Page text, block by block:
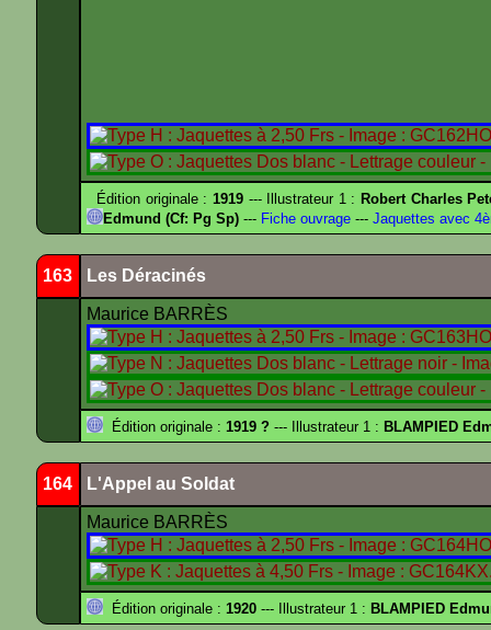
Édition originale : 1919 --- Illustrateur 1 : Robert Charles
Edmund (Cf: Pg Sp) --- Fiche ouvrage --- Jaquettes avec
163 Les Déracinés
Maurice BARRÈS
Édition originale : 1919 ? --- Illustrateur 1 : BLAMPIED
164 L'Appel au Soldat
Maurice BARRÈS
Édition originale : 1920 --- Illustrateur 1 : BLAMPIED